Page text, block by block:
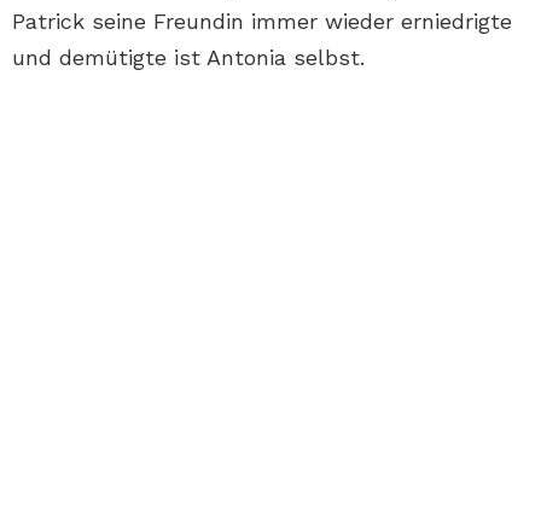
Patrick seine Freundin immer wieder erniedrigte
und demütigte ist Antonia selbst.